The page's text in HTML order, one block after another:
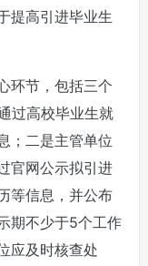
提高引进毕业生
环节，包括三个
过高校毕业生就
；二是主管单位
官网公示拟引进
等信息，并公布
期不少于5个工作
应及时核查处